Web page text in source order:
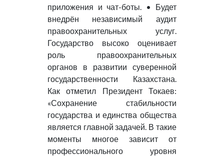
приложения и чат-боты. • Будет
внедрён независимый аудит
правоохранительных услуг.
Государство высоко оценивает
роль правоохранительных
органов в развитии суверенной
государственности Казахстана.
Как отметил Президент Токаев:
«Сохранение стабильности
государства и единства общества
является главной задачей. В такие
моменты многое зависит от
профессионального уровня